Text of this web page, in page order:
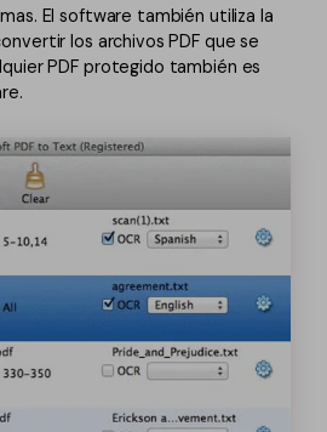
El software también utiliza la
los archivos PDF que se
PDF protegido también es